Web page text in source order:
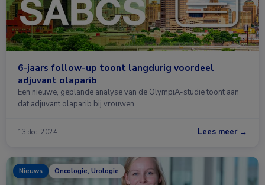
6-jaars follow-up toont langdurig voordeel
adjuvant olaparib
Een nieuwe, geplande analyse van de OlympiA-studie toont aan
dat adjuvant olaparib bij vrouwen …
13 dec. 2024 Lees meer →
Nieuws Oncologie, Urologie